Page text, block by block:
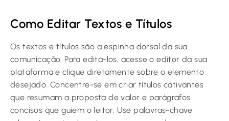
Como Editar Textos e Títulos
Os textos e títulos são a espinha dorsal da sua
comunicação. Para editá-los, acesse o editor da sua
plataforma e clique diretamente sobre o elemento
desejado. Concentre-se em criar títulos cativantes
que resumam a proposta de valor e parágrafos
concisos que guiem o leitor. Use palavras-chave